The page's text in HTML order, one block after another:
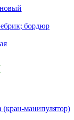
бордюр
(кран-манипулятор)